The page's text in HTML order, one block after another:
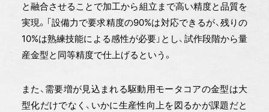
と融合させることで加工から組立まで高い精度と品質を
実現。「設備力で要求精度の90%は対応できるが、残りの
10%は熟練技能による感性が必要」とし、試作段階から量
産金型と同等精度で仕上げるという。
また、需要増が見込まれる駆動用モータコアの金型は大
型化だけでなく、いかに生産性向上を図るかが課題だと